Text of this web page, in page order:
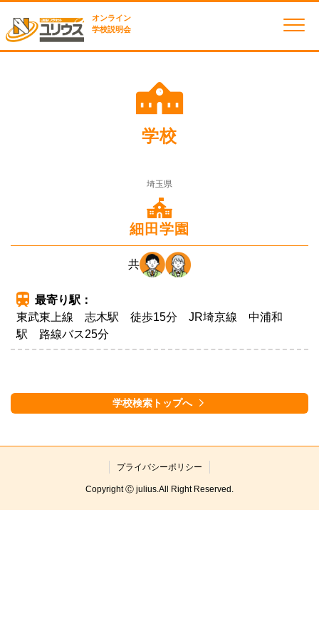
オンライン
学校説明会
学校
埼玉県
細田学園
共
最寄り駅：
東武東上線 志木駅 徒歩15分 JR埼京線 中浦和
駅 路線バス25分
学校検索トップへ
プライバシーポリシー
Copyright Ⓒ julius.All Right Reserved.